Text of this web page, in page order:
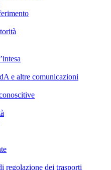
e altre comunicazioni
regolazione dei trasporti